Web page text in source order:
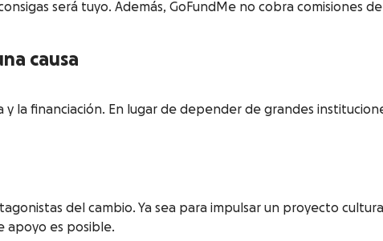
será tuyo. Además, GoFundMe no cobra comisiones
causa
la financiación. En lugar de depender de grandes
del cambio. Ya sea para impulsar un proyecto
apoyo es posible.